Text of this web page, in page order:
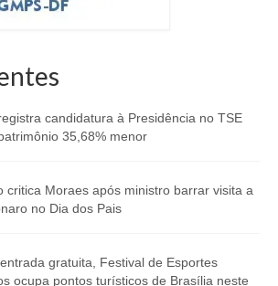
candidatura à Presidência no TSE
35,68% menor
critica Moraes após ministro barrar visita a
no Dia dos Pais
gratuita, Festival de Esportes
ocupa pontos turísticos de Brasília neste